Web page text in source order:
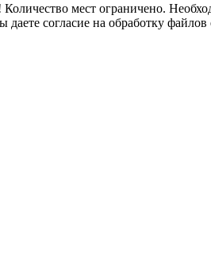
Количество мест ограничено.
согласие на обработку файлов